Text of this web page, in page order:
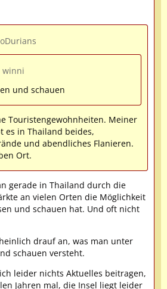
winni
und schauen
Touristengewohnheiten. Meiner
es in Thailand beides,
und abendliches Flanieren.
Ort.
gerade in Thailand durch die
an vielen Orten die Möglichkeit
und schauen hat. Und oft nicht
drauf an, was man unter
schauen versteht.
leider nichts Aktuelles beitragen,
Jahren mal, die Insel liegt leider